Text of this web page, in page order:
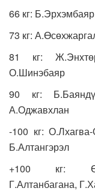
66 кг:
73 кг:
81 кг:
О.Шинэбаяр
90 кг:
А.Оджавхлан
-100 кг:
Б.Алтангэрэл
+100 кг:
Г.Алтанбагана,